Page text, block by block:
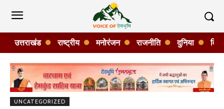
उत्तराखंड राष्ट्रीय मनोरंजन राजनीति दुनिया
UNCATEGORIZED